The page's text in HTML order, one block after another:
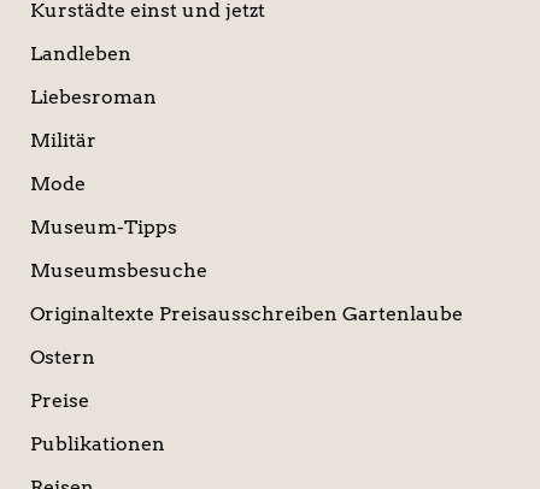
Kurstädte einst und jetzt
Landleben
Liebesroman
Militär
Mode
Museum-Tipps
Museumsbesuche
Originaltexte Preisausschreiben Gartenlaube
Ostern
Preise
Publikationen